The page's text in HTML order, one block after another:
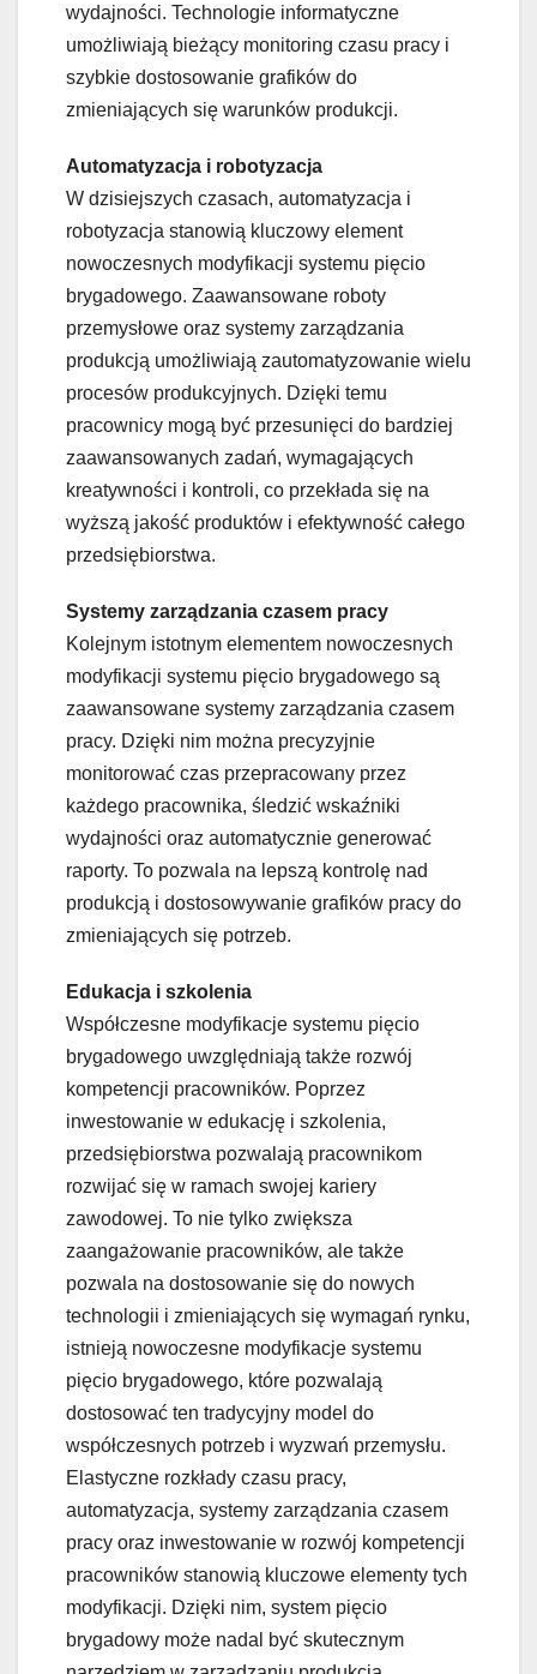
wydajności. Technologie informatyczne
umożliwiają bieżący monitoring czasu pracy i
szybkie dostosowanie grafików do
zmieniających się warunków produkcji.
Automatyzacja i robotyzacja
W dzisiejszych czasach, automatyzacja i
robotyzacja stanowią kluczowy element
nowoczesnych modyfikacji systemu pięcio
brygadowego. Zaawansowane roboty
przemysłowe oraz systemy zarządzania
produkcją umożliwiają zautomatyzowanie wielu
procesów produkcyjnych. Dzięki temu
pracownicy mogą być przesunięci do bardziej
zaawansowanych zadań, wymagających
kreatywności i kontroli, co przekłada się na
wyższą jakość produktów i efektywność całego
przedsiębiorstwa.
Systemy zarządzania czasem pracy
Kolejnym istotnym elementem nowoczesnych
modyfikacji systemu pięcio brygadowego są
zaawansowane systemy zarządzania czasem
pracy. Dzięki nim można precyzyjnie
monitorować czas przepracowany przez
każdego pracownika, śledzić wskaźniki
wydajności oraz automatycznie generować
raporty. To pozwala na lepszą kontrolę nad
produkcją i dostosowywanie grafików pracy do
zmieniających się potrzeb.
Edukacja i szkolenia
Współczesne modyfikacje systemu pięcio
brygadowego uwzględniają także rozwój
kompetencji pracowników. Poprzez
inwestowanie w edukację i szkolenia,
przedsiębiorstwa pozwalają pracownikom
rozwijać się w ramach swojej kariery
zawodowej. To nie tylko zwiększa
zaangażowanie pracowników, ale także
pozwala na dostosowanie się do nowych
technologii i zmieniających się wymagań rynku,
istnieją nowoczesne modyfikacje systemu
pięcio brygadowego, które pozwalają
dostosować ten tradycyjny model do
współczesnych potrzeb i wyzwań przemysłu.
Elastyczne rozkłady czasu pracy,
automatyzacja, systemy zarządzania czasem
pracy oraz inwestowanie w rozwój kompetencji
pracowników stanowią kluczowe elementy tych
modyfikacji. Dzięki nim, system pięcio
brygadowy może nadal być skutecznym